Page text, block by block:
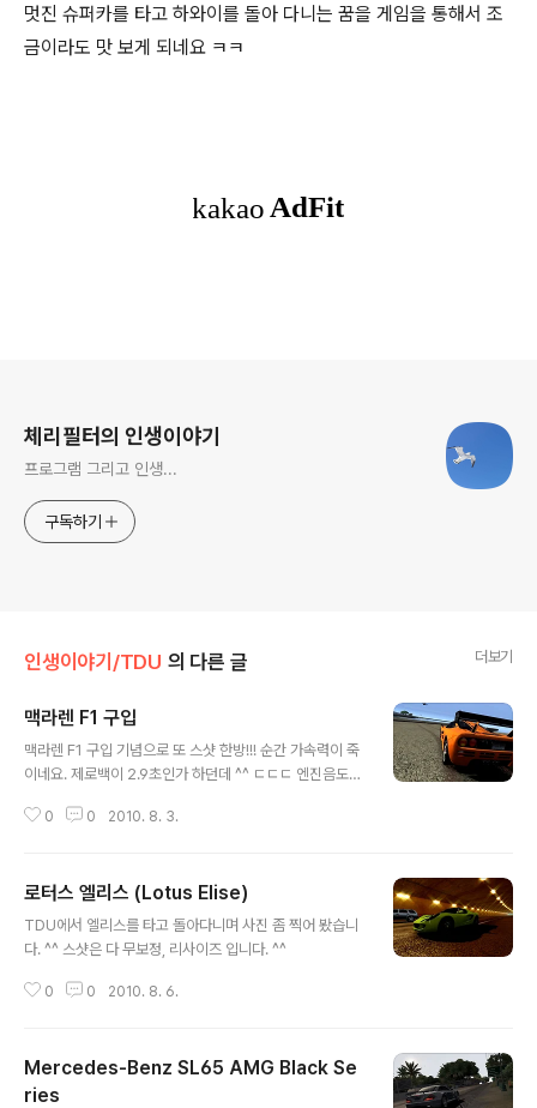
멋진 슈퍼카를 타고 하와이를 돌아 다니는 꿈을 게임을 통해서 조
금이라도 맛 보게 되네요 ㅋㅋ
체리필터의 인생이야기
프로그램 그리고 인생...
구독하기
인생이야기/TDU 의 다른 글 더보기
맥라렌 F1 구입
맥라렌 F1 구입 기념으로 또 스샷 한방!!! 순간 가속력이 죽
이네요. 제로백이 2.9초인가 하던데 ^^ ㄷㄷㄷ 엔진음도
거 같네요 ㅎㅎ
0 0 2010. 8. 3.
로터스 엘리스 (Lotus Elise)
TDU에서 엘리스를 타고 돌아다니며 사진 좀 찍어 봤습니
다. ^^ 스샷은 다 무보정, 리사이즈 입니다. ^^
0 0 2010. 8. 6.
Mercedes-Benz SL65 AMG Black Se
ries